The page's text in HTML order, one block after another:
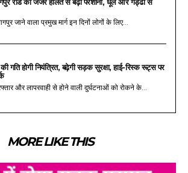
रोड की जर्जर हालत से बढ़ी परेशानी, धूल और गड्ढों से
जाने वाला प्रमुख मार्ग इन दिनों लोगों के लिए...
गति होगी नियंत्रित, बढ़ेगी सड़क सुरक्षा, हाई-रिस्क रूट्स पर
और लापरवाही से होने वाली दुर्घटनाओं को रोकने के...
MORE LIKE THIS